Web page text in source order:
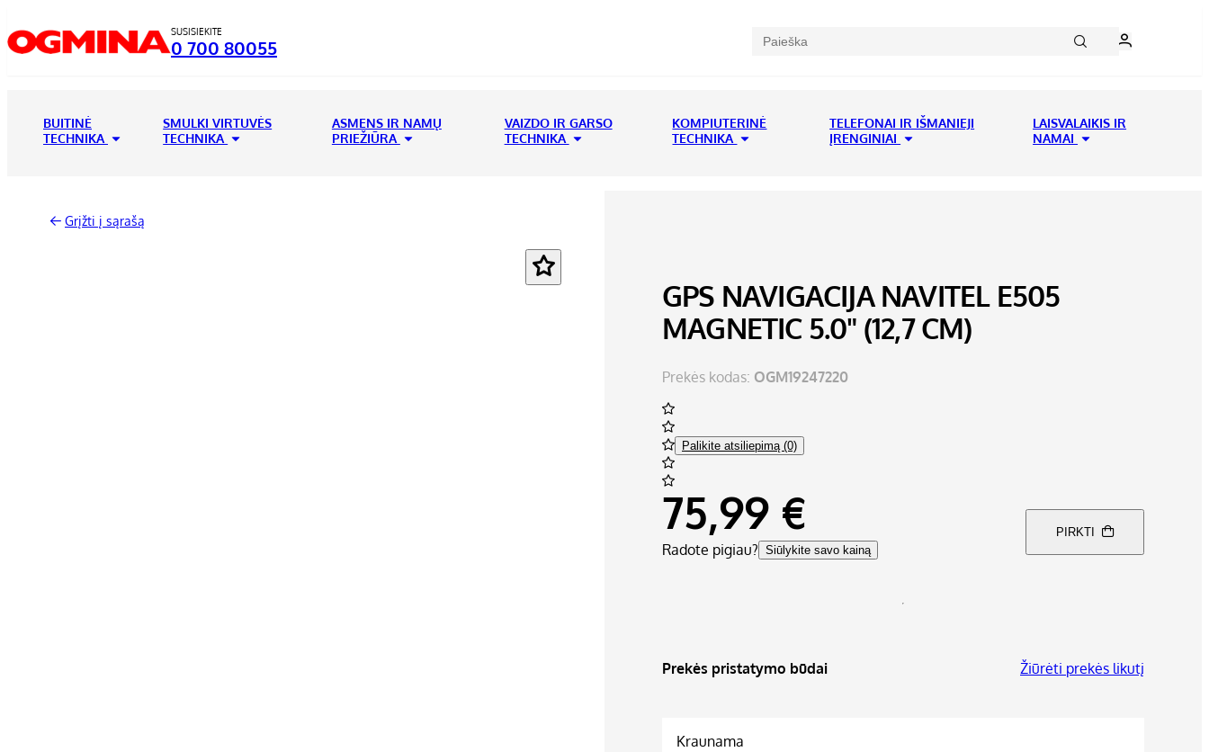
SUSISIEKITE
0 700 80055
BUITINĖ
TECHNIKA
SMULKI VIRTUVĖS
TECHNIKA
ASMENS IR NAMŲ
PRIEŽIŪRA
VAIZDO IR GARSO
TECHNIKA
KOMPIUTERINĖ
TECHNIKA
TELEFONAI IR IŠMANIEJI
ĮRENGINIAI
LAISVALAIKIS IR
NAMAI
Grįžti į sąrašą
GPS NAVIGACIJA NAVITEL E505
MAGNETIC 5.0" (12,7 CM)
Prekės kodas: OGM19247220
Palikite atsiliepimą (0)
75,99 €
Radote pigiau? Siūlykite savo kainą
PIRKTI
Prekės pristatymo būdai Žiūrėti prekės likutį
Kraunama